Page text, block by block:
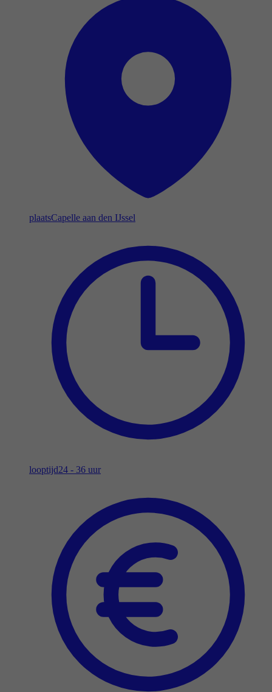
plaatsCapelle aan den IJssel
looptijd24 - 36 uur